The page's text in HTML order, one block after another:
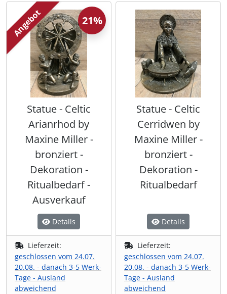
Angebot
Statue - Celtic
Arianrhod by
Maxine Miller -
bronziert -
Dekoration -
Ritualbedarf -
Ausverkauf
Details
Lieferzeit:
geschlossen vom 24.07.
20.08. - danach 3-5 Werk-
Tage - Ausland
abweichend
21%
Statue - Celtic
Cerridwen by
Maxine Miller -
bronziert -
Dekoration -
Ritualbedarf
Details
Lieferzeit:
geschlossen vom 24.07.
20.08. - danach 3-5 Werk-
Tage - Ausland
abweichend